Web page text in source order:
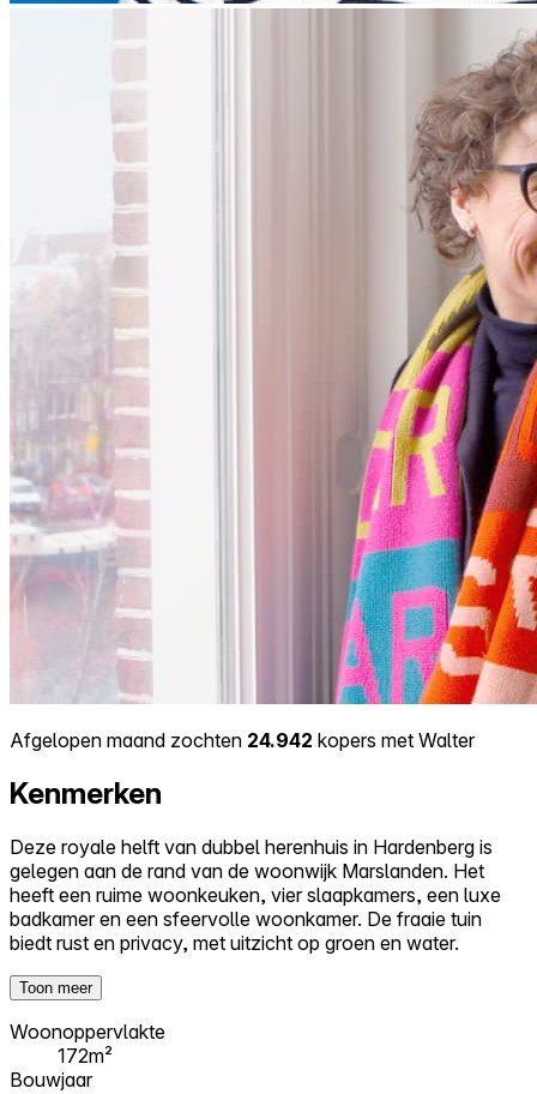
Afgelopen maand zochten 24.942 kopers met Walter
Kenmerken
Deze royale helft van dubbel herenhuis in Hardenberg is
gelegen aan de rand van de woonwijk Marslanden. Het
heeft een ruime woonkeuken, vier slaapkamers, een luxe
badkamer en een sfeervolle woonkamer. De fraaie tuin
biedt rust en privacy, met uitzicht op groen en water.
Toon meer
Woonoppervlakte
172m²
Bouwjaar